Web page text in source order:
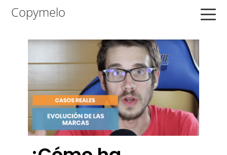
Saltar
principal
Saltar
contenido
Saltar
principal
Copymelo